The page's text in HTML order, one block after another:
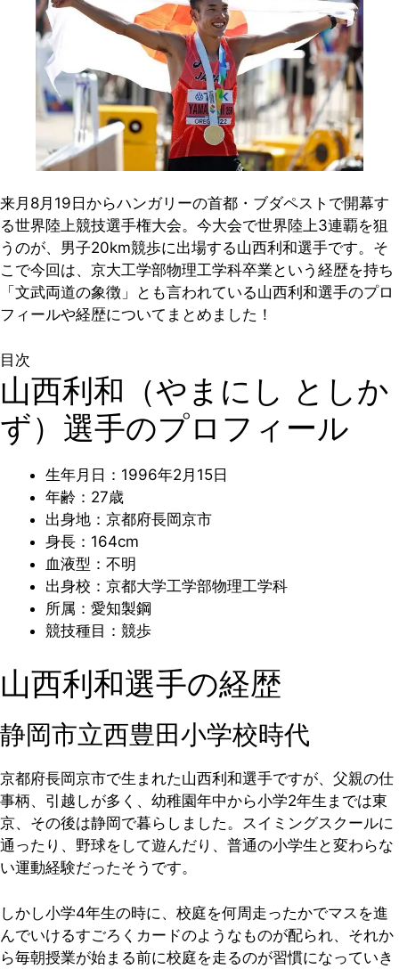
来月8月19日からハンガリーの首都・ブダペストで開幕す
る世界陸上競技選手権大会。今大会で世界陸上3連覇を狙
うのが、男子20km競歩に出場する山西利和選手です。そ
こで今回は、京大工学部物理工学科卒業という経歴を持ち
「文武両道の象徴」とも言われている山西利和選手のプロ
フィールや経歴についてまとめました！
目次
山西利和（やまにし としか
ず）選手のプロフィール
生年月日：1996年2月15日
年齢：27歳
出身地：京都府長岡京市
身長：164cm
血液型：不明
出身校：京都大学工学部物理工学科
所属：愛知製鋼
競技種目：競歩
山西利和選手の経歴
静岡市立西豊田小学校時代
京都府長岡京市で生まれた山西利和選手ですが、父親の仕
事柄、引越しが多く、幼稚園年中から小学2年生までは東
京、その後は静岡で暮らしました。スイミングスクールに
通ったり、野球をして遊んだり、普通の小学生と変わらな
い運動経験だったそうです。
しかし小学4年生の時に、校庭を何周走ったかでマスを進
んでいけるすごろくカードのようなものが配られ、それか
ら毎朝授業が始まる前に校庭を走るのが習慣になっていき